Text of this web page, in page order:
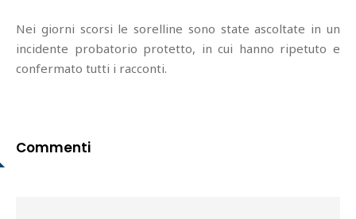
Nei giorni scorsi le sorelline sono state ascoltate in un
incidente probatorio protetto, in cui hanno ripetuto e
confermato tutti i racconti.
Commenti